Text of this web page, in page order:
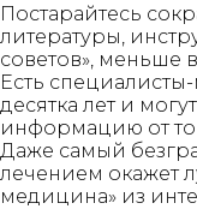
Постарайтесь
литературы,
советов», меньше
Есть
десятка лет и
информацию от
Даже самый
лечением окажет
медицина» из